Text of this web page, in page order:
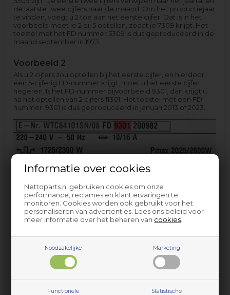
Informatie over cookies
Nettoparts.nl gebruiken cookies om onze
performance, reclames en klant ervaringen te
monitoren. Cookies worden ook gebruikt voor het
personaliseren van advertenties. Lees ons beleid voor
meer informatie over het beheren van cookies
Noodzakelijke Marketing
Functionele Statistische
de laatste twee cijfers naar de maand. Om het productiejaar
te vinden, voegt u 2 toe aan het eerste cijfer. Dat is in het
voorbeeld moet je 2 bij 5 optellen, zodat je 7309 krijgt. Het
toestel met het FD nummer 5309 is dus geproduceerd in de
maand september in 1973.
Voorbeeld 2
Als u 2 cijfers zou optellen bij het eerste cijfer, en hierdoor
een 5-cijferig FD-nummer krijgt, moet u het eerste cijfer
negeren. Is het FD-nummer bijvoorbeeld 9301, dan krijgt u
na het optellen van 2 cijfers 11301. Het toestel met een FD-
nummer: 9301 is dus geproduceerd in januari 2013 of 2023.